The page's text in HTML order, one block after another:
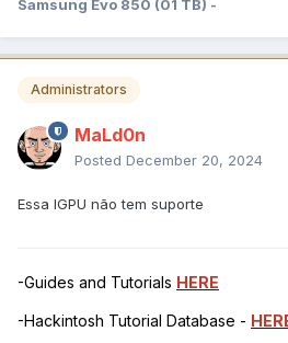
Samsung Evo 850 (01 TB) -
Administrators
MaLd0n
Posted December 20, 2024
Essa IGPU não tem suporte
-Guides and Tutorials HERE
-Hackintosh Tutorial Database -